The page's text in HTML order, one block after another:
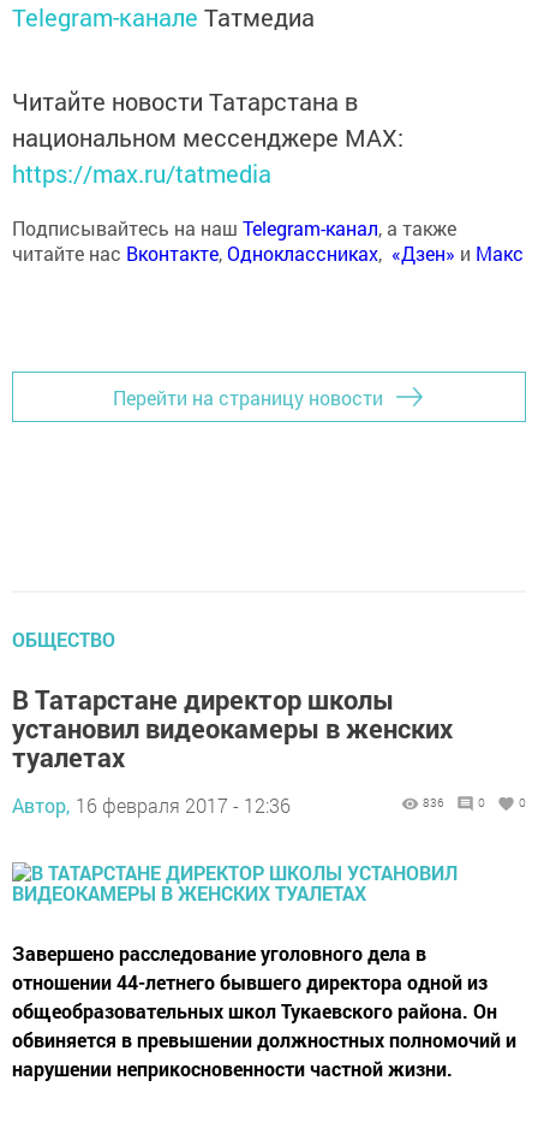
Telegram-канале Татмедиа
Читайте новости Татарстана в
национальном мессенджере MАХ:
https://max.ru/tatmedia
Подписывайтесь на наш Telegram-канал, а также
читайте нас Вконтакте,Одноклассниках, «Дзен» и Макс
Перейти на страницу новости
ОБЩЕСТВО
В Татарстане директор школы
установил видеокамеры в женских
туалетах
Автор, 16 февраля 2017 - 12:36 836 0 0
Завершено расследование уголовного дела в
отношении 44-летнего бывшего директора одной из
общеобразовательных школ Тукаевского района. Он
обвиняется в превышении должностных полномочий и
нарушении неприкосновенности частной жизни.